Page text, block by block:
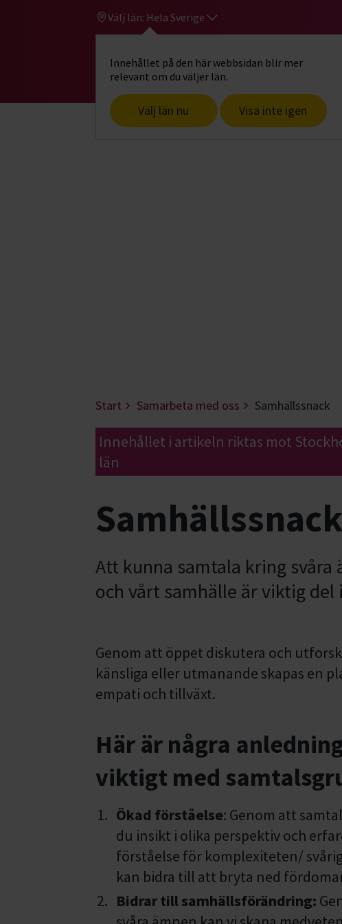
Välj län: Hela Sverige
Innehållet på den här webbsidan blir mer
relevant om du väljer län.
Välj län nu Visa inte igen
Gå till studiefrämjandets startsidaHitta
Start Samarbeta med oss Samhällssnack
Innehållet i artikeln riktas mot
län
Samhällssnack
Att kunna samtala kring
och vårt samhälle är viktig del
Genom att öppet diskutera och
känsliga eller utmanande skapas en
empati och tillväxt.
Här är några
viktigt med
Ökad förståelse: Genom att
du insikt i olika perspektiv och
förståelse för komplexiteten/
kan bidra till att bryta ned
Bidrar till samhällsförändring: